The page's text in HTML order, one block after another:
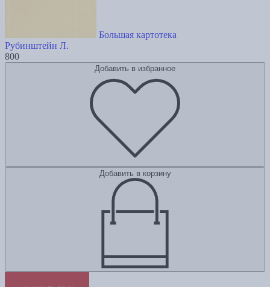
Большая картотека
Рубинштейн Л.
800
Добавить в избранное
Добавить в корзину